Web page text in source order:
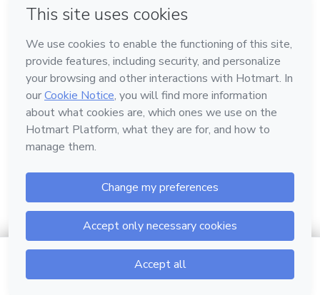
$304.00
Conoce Hotmart
Idioma
Español
Hotmart — 2011-2026 © Todos los derechos reservados.